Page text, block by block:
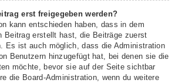
erst freigegeben werden?
kann entschieden haben, dass in dem
Beitrag erstellt hast, die Beiträge zuerst
Es ist auch möglich, dass die Administration
Benutzern hinzugefügt hat, bei denen sie die
möchte, bevor sie auf der Seite sichtbar
die Board-Administration, wenn du weitere